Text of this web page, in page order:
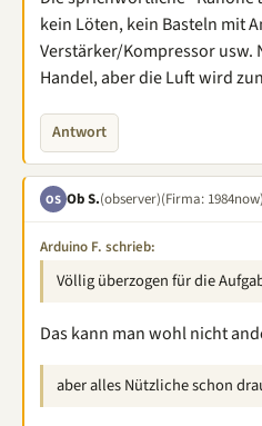
kein Löten, kein Basteln mit
Verstärker/Kompressor usw.
Handel, aber die Luft wird
Antwort
OS Ob S.(observer)(Firma: 1984now)
Arduino F. schrieb:
Völlig überzogen für die
Das kann man wohl nicht
aber alles Nützliche schon